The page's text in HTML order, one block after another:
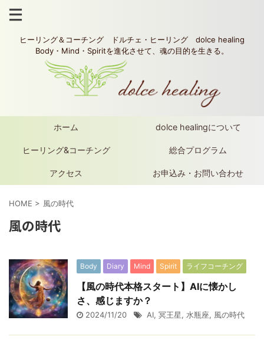
ヒーリング＆コーチング ドルチェ・ヒーリング dolce healing
Body・Mind・Spiritを進化させて、魂の目的を生きる。
ホーム dolce healingについて
ヒーリング&コーチング 総合プログラム
アクセス お申込み・お問い合わせ
HOME > 風の時代
風の時代
Body Diary Mind Spirit ライフコーチング
【風の時代本格スタート】AIに懐かし
さ、感じますか？
2024/11/20 AI, 冥王星, 水瓶座, 風の時代